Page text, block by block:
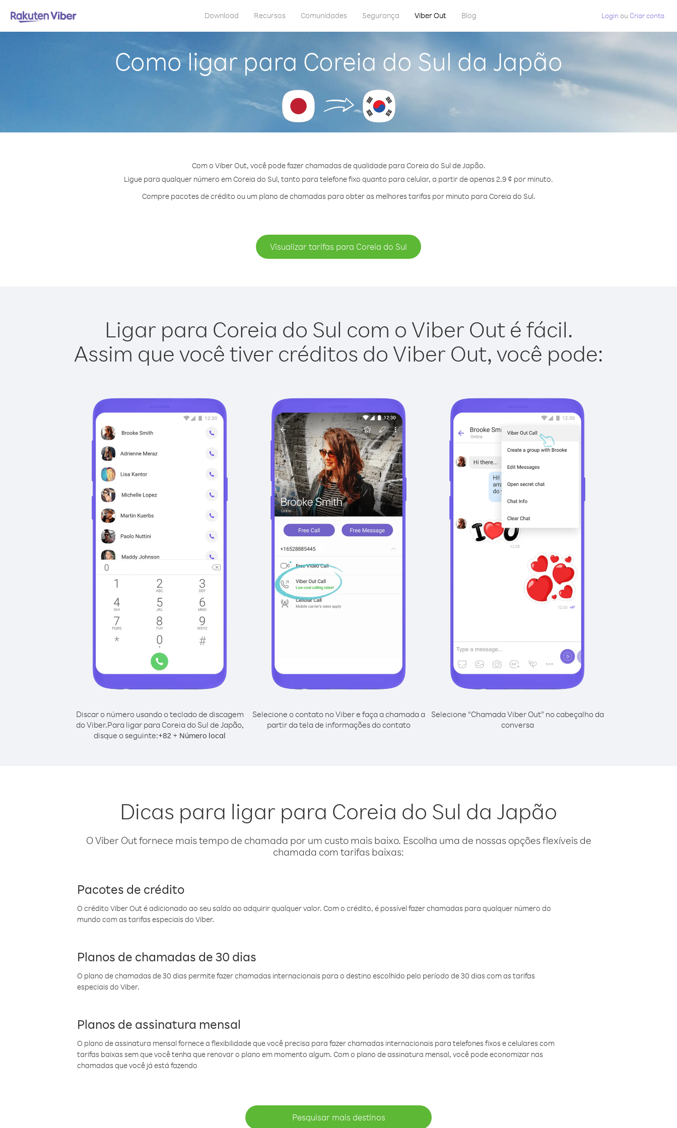
Download Recursos Comunidades Segurança Viber Out Blog Login ou Criar conta
Como ligar para Coreia do Sul da Japão
Com o Viber Out, você pode fazer chamadas de qualidade para Coreia do Sul de Japão.
Ligue para qualquer número em Coreia do Sul, tanto para telefone fixo quanto para celular, a partir de apenas 2.9 ¢ por minuto.
Compre pacotes de crédito ou um plano de chamadas para obter as melhores tarifas por minuto para Coreia do Sul.
Visualizar tarifas para Coreia do Sul
Ligar para Coreia do Sul com o Viber Out é fácil.
Assim que você tiver créditos do Viber Out, você pode:
Discar o número usando o teclado de discagem
do Viber.Para ligar para Coreia do Sul de Japão,
disque o seguinte:+82 + Número local
Selecione o contato no Viber e faça a chamada a
partir da tela de informações do contato
Selecione “Chamada Viber Out” no cabeçalho da
conversa
Dicas para ligar para Coreia do Sul da Japão
O Viber Out fornece mais tempo de chamada por um custo mais baixo. Escolha uma de nossas opções flexíveis de
chamada com tarifas baixas:
Pacotes de crédito
O crédito Viber Out é adicionado ao seu saldo ao adquirir qualquer valor. Com o crédito, é possível fazer chamadas para qualquer número do
mundo com as tarifas especiais do Viber.
Planos de chamadas de 30 dias
O plano de chamadas de 30 dias permite fazer chamadas internacionais para o destino escolhido pelo período de 30 dias com as tarifas
especiais do Viber.
Planos de assinatura mensal
O plano de assinatura mensal fornece a flexibilidade que você precisa para fazer chamadas internacionais para telefones fixos e celulares com
tarifas baixas sem que você tenha que renovar o plano em momento algum. Com o plano de assinatura mensal, você pode economizar nas
chamadas que você já está fazendo
Pesquisar mais destinos